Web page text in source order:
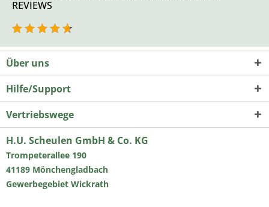
REVIEWS
Über uns
Hilfe/Support
Vertriebswege
H.U. Scheulen GmbH & Co. KG
Trompeterallee 190
41189 Mönchengladbach
Gewerbegebiet Wickrath